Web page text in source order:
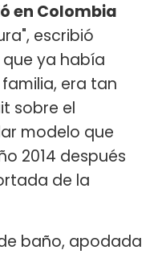
en Colombia
escribió
que ya había
era tan
sobre el
modelo que
2014 después
de la
baño, apodada